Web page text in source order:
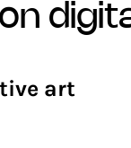
on
art